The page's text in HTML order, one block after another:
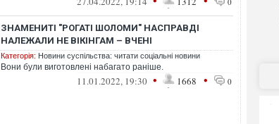
ЗНАМЕНИТІ "РОГАТІ ШОЛОМИ" НАСПРАВДІ
НАЛЕЖАЛИ НЕ ВІКІНГАМ – ВЧЕНІ
Категорія: Новини суспільства: читати соціальні новини
Вони були виготовлені набагато раніше.
11.01.2022, 19:30 • 1668 • 0